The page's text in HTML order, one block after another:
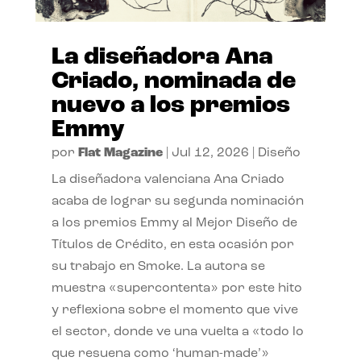
La diseñadora Ana
Criado, nominada de
nuevo a los premios
Emmy
por Flat Magazine| Jul 12, 2026 Diseño
La diseñadora valenciana Ana Criado
acaba de lograr su segunda nominación
a los premios Emmy al Mejor Diseño de
Títulos de Crédito, en esta ocasión por
su trabajo en Smoke. La autora se
muestra «supercontenta» por este hito
y reflexiona sobre el momento que vive
el sector, donde ve una vuelta a «todo lo
que resuena como ‘human-made’»